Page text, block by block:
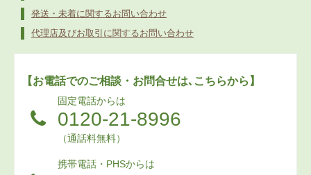
発送・未着に関するお問い合わせ
代理店及びお取引に関するお問い合わせ
【お電話でのご相談・お問合せは､こちらから】
固定電話からは
0120-21-8996
（通話料無料）
携帯電話・PHSからは